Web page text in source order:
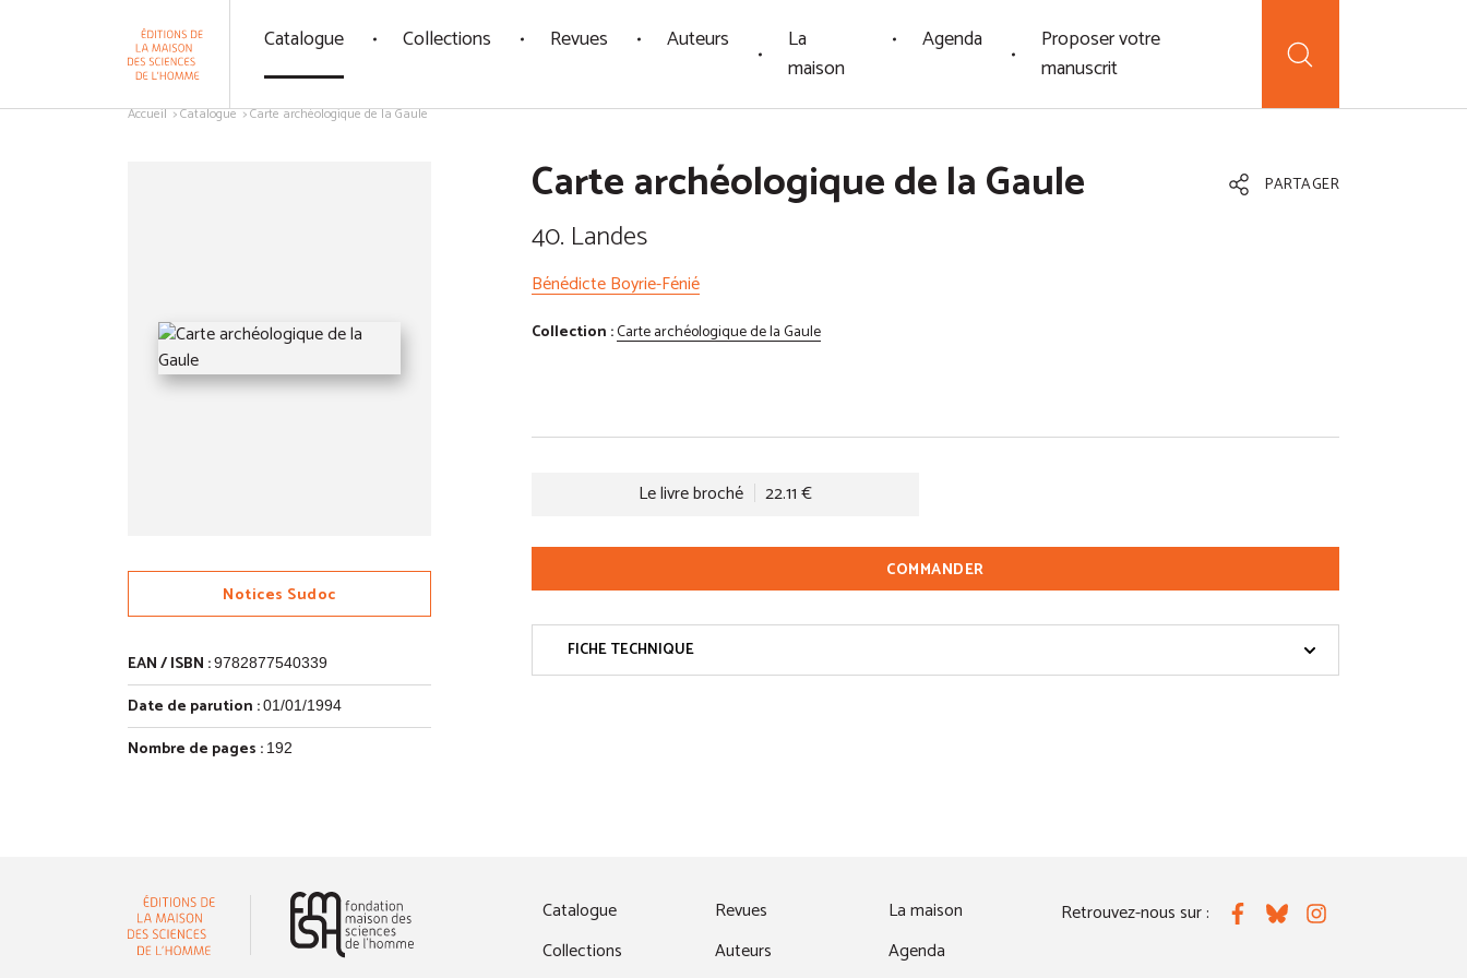
Catalogue Collections Revues Auteurs
La
maison
Agenda
Proposer votre
manuscrit
Accueil Catalogue Carte archéologique de la Gaule
Notices Sudoc
EAN / ISBN :9782877540339
Date de parution :01/01/1994
Nombre de pages : 192
Carte archéologique de la Gaule
40. Landes
PARTAGER
Bénédicte Boyrie-Fénié
Collection :Carte archéologique de la Gaule
Le livre broché 22.11 €
COMMANDER
FICHE TECHNIQUE
Catalogue
Collections
Revues
Auteurs
La maison
Agenda
Retrouvez-nous sur : FacebookBlueskyInstagram